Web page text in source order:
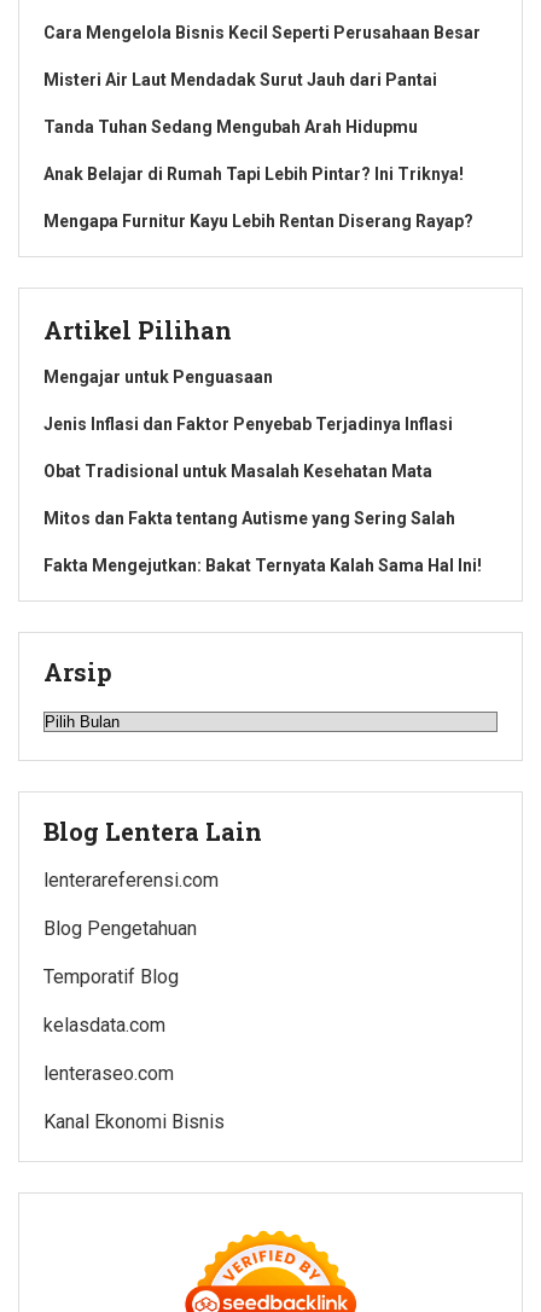
Cara Mengelola Bisnis Kecil Seperti Perusahaan Besar
Misteri Air Laut Mendadak Surut Jauh dari Pantai
Tanda Tuhan Sedang Mengubah Arah Hidupmu
Anak Belajar di Rumah Tapi Lebih Pintar? Ini Triknya!
Mengapa Furnitur Kayu Lebih Rentan Diserang Rayap?
Artikel Pilihan
Mengajar untuk Penguasaan
Jenis Inflasi dan Faktor Penyebab Terjadinya Inflasi
Obat Tradisional untuk Masalah Kesehatan Mata
Mitos dan Fakta tentang Autisme yang Sering Salah
Fakta Mengejutkan: Bakat Ternyata Kalah Sama Hal Ini!
Arsip
Arsip
Blog Lentera Lain
lenterareferensi.com
Blog Pengetahuan
Temporatif Blog
kelasdata.com
lenteraseo.com
Kanal Ekonomi Bisnis